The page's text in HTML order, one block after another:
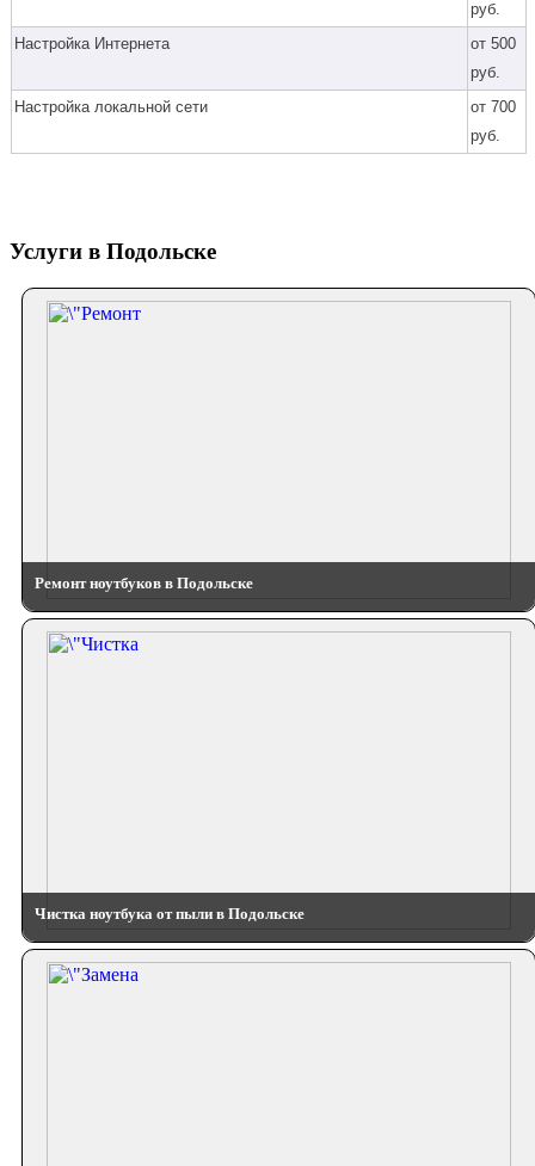
руб.
Настройка Интернета
от 500
руб.
Настройка локальной сети
от 700
руб.
Услуги в Подольске
Ремонт ноутбуков в Подольске
Чистка ноутбука от пыли в Подольске